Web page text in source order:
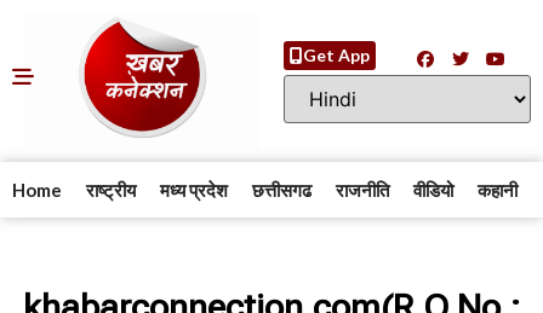
Get App
Home राष्ट्रीय मध्य प्रदेश छत्तीसगढ राजनीति वीडियो कहानी